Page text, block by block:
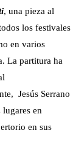
, una pieza al
los festivales
en varios
La partitura ha
Jesús Serrano
en
en sus